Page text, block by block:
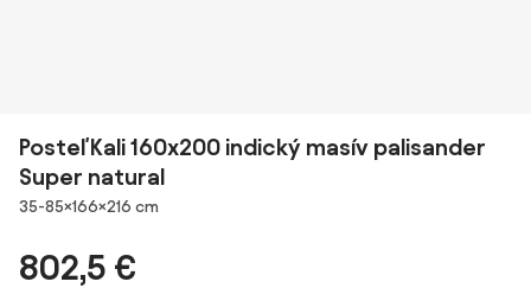
Posteľ Kali 160x200 indický masív palisander
Super natural
Rozmery
35-85×166×216 cm
802,5 €